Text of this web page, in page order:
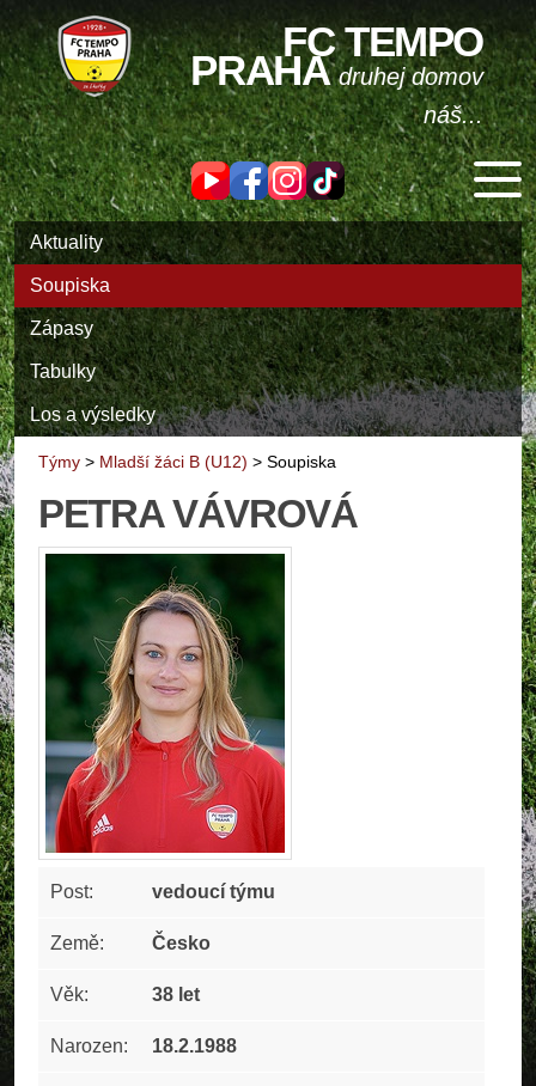
FC TEMPO
PRAHAdruhej domov
náš...
Aktuality
Soupiska
Zápasy
Tabulky
Los a výsledky
Týmy > Mladší žáci B (U12) > Soupiska
PETRA VÁVROVÁ
Post: vedoucí týmu
Země: Česko
Věk: 38 let
Narozen: 18.2.1988